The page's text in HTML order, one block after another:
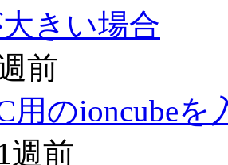
きい場合
前
用のioncube
週前